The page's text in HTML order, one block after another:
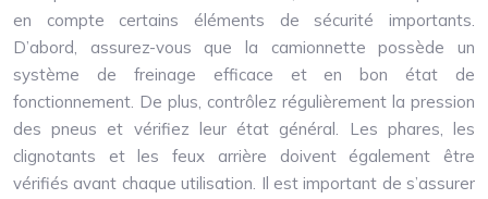
en compte certains éléments de sécurité importants.
D’abord, assurez-vous que la camionnette possède un
système de freinage efficace et en bon état de
fonctionnement. De plus, contrôlez régulièrement la pression
des pneus et vérifiez leur état général. Les phares, les
clignotants et les feux arrière doivent également être
vérifiés avant chaque utilisation. Il est important de s’assurer